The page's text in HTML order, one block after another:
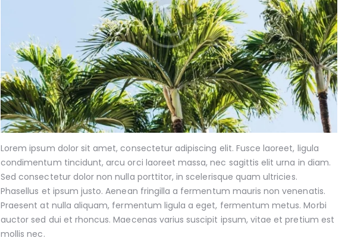
Lorem ipsum dolor sit amet, consectetur adipiscing elit. Fusce laoreet, ligula
condimentum tincidunt, arcu orci laoreet massa, nec sagittis elit urna in diam.
Sed consectetur dolor non nulla porttitor, in scelerisque quam ultricies.
Phasellus et ipsum justo. Aenean fringilla a fermentum mauris non venenatis.
Praesent at nulla aliquam, fermentum ligula a eget, fermentum metus. Morbi
auctor sed dui et rhoncus. Maecenas varius suscipit ipsum, vitae et pretium est
mollis nec.